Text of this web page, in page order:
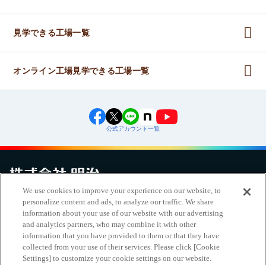
見学できる工場一覧
オンライン工場見学できる工場一覧
公式アカウント一覧
お問い合わせサイトマップ個人情報保護について電子公告
アクセシビリティへの対応方針ご利用規約明治グループのDX
Cookie Settings
We use cookies to improve your experience on our website, to
personalize content and ads, to analyze our traffic. We share
information about your use of our website with our advertising
and analytics partners, who may combine it with other
information that you have provided to them or that they have
collected from your use of their services. Please click [Cookie
Settings] to customize your cookie settings on our website.